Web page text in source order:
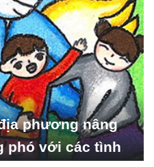
phương nâng
phó với các tình